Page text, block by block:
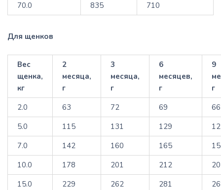
70.0
835 710
Для щенков
Вес
щенка,
кг
2
месяца,
г
3
месяца,
г
6
месяцев,
г
9
г
2.0
63 72 69
66
5.0
115 131 129
7.0
142 160 165
10.0
178 201 212
15.0
229 262 281